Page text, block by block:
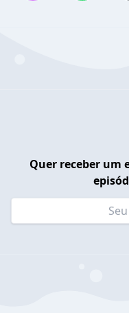
Quer receber um